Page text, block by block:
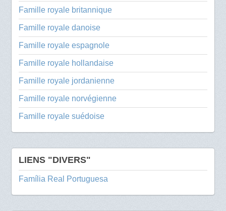
Famille royale britannique
Famille royale danoise
Famille royale espagnole
Famille royale hollandaise
Famille royale jordanienne
Famille royale norvégienne
Famille royale suédoise
LIENS "DIVERS"
Família Real Portuguesa